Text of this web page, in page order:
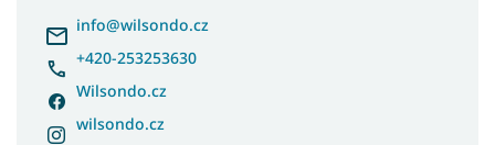
info@wilsondo.cz
+420-253253630
Wilsondo.cz
wilsondo.cz